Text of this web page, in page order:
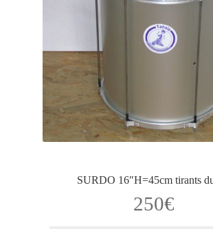
SURDO 16″H=45cm tirants
250€